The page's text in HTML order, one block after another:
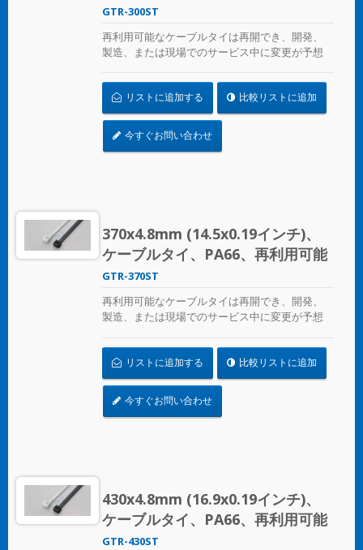
GTR-300ST
再利用可能なケーブルタイは再開でき、開発、
製造、または現場でのサービス中に変更が予想
に最適です。ULプレンム評価を受けており、環
境空気の交換に最適な空気処理スペースに適し
ています。
リストに追加する 比較リストに追加
今すぐお問い合わせ
370x4.8mm (14.5x0.19インチ)、
ケーブルタイ、PA66、再利用可能
GTR-370ST
再利用可能なケーブルタイは再開でき、開発、
製造、または現場でのサービス中に変更が予想
に最適です。ULプレンム評価を受けており、環
境空気の交換に最適な空気処理スペースに適し
ています。
リストに追加する 比較リストに追加
今すぐお問い合わせ
430x4.8mm (16.9x0.19インチ)、
ケーブルタイ、PA66、再利用可能
GTR-430ST